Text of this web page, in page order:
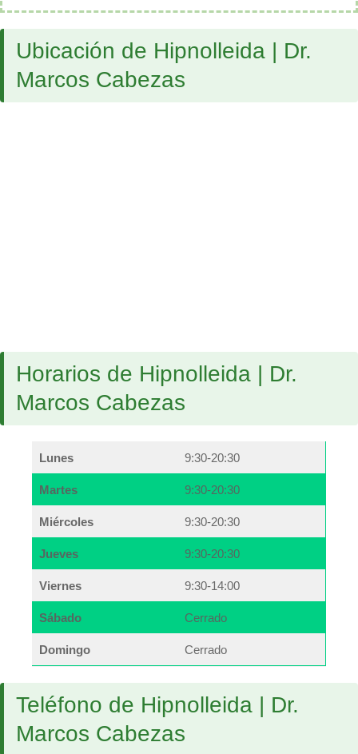
Ubicación de Hipnolleida | Dr.
Marcos Cabezas
Horarios de Hipnolleida | Dr.
Marcos Cabezas
Lunes 9:30-20:30
Martes 9:30-20:30
Miércoles 9:30-20:30
Jueves 9:30-20:30
Viernes 9:30-14:00
Sábado Cerrado
Domingo Cerrado
Teléfono de Hipnolleida | Dr.
Marcos Cabezas